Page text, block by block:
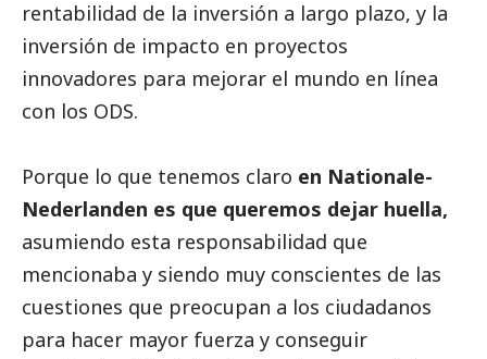
rentabilidad de la inversión a largo plazo, y la
inversión de impacto en proyectos
innovadores para mejorar el mundo en línea
con los ODS.
Porque lo que tenemos claro en Nationale-
Nederlanden es que queremos dejar huella,
asumiendo esta responsabilidad que
mencionaba y siendo muy conscientes de las
cuestiones que preocupan a los ciudadanos
para hacer mayor fuerza y conseguir